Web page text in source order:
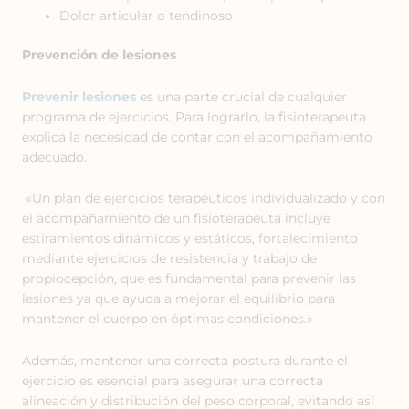
Dolor articular o tendinoso
Prevención de lesiones
Prevenir lesiones es una parte crucial de cualquier
programa de ejercicios. Para lograrlo, la fisioterapeuta
explica la necesidad de contar con el acompañamiento
adecuado.
«Un plan de ejercicios terapéuticos individualizado y con
el acompañamiento de un fisioterapeuta incluye
estiramientos dinámicos y estáticos, fortalecimiento
mediante ejercicios de resistencia y trabajo de
propiocepción, que es fundamental para prevenir las
lesiones ya que ayuda a mejorar el equilibrio para
mantener el cuerpo en óptimas condiciones.»
Además, mantener una correcta postura durante el
ejercicio es esencial para asegurar una correcta
alineación y distribución del peso corporal, evitando así